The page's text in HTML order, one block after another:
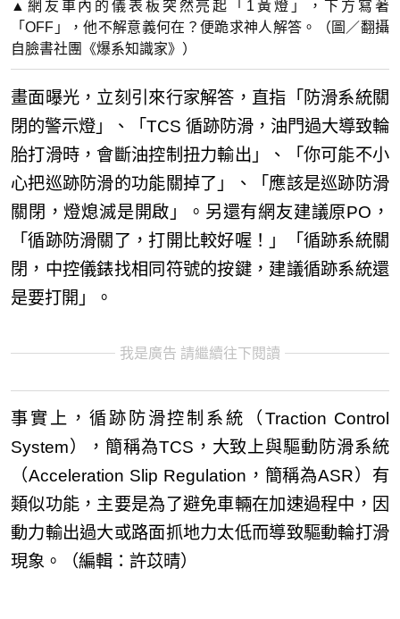
▲網友車內的儀表板突然亮起「1黃燈」，下方寫著
「OFF」，他不解意義何在？便跪求神人解答。（圖／翻攝
自臉書社團《爆系知識家》）
畫面曝光，立刻引來行家解答，直指「防滑系統關
閉的警示燈」、「TCS 循跡防滑，油門過大導致輪
胎打滑時，會斷油控制扭力輸出」、「你可能不小
心把巡跡防滑的功能關掉了」、「應該是巡跡防滑
關閉，燈熄滅是開啟」。另還有網友建議原PO，
「循跡防滑關了，打開比較好喔！」「循跡系統關
閉，中控儀錶找相同符號的按鍵，建議循跡系統還
是要打開」。
我是廣告 請繼續往下閱讀
事實上，循跡防滑控制系統（Traction Control
System），簡稱為TCS，大致上與驅動防滑系統
（Acceleration Slip Regulation，簡稱為ASR）有
類似功能，主要是為了避免車輛在加速過程中，因
動力輸出過大或路面抓地力太低而導致驅動輪打滑
現象。（編輯：許苡晴）